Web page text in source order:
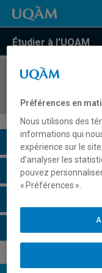
Étudier à l'UQAM
COURS//
Description du
Horaire - Été 2026
Préférences en
Nous utilisons des
informations qui
expérience sur le
d’analyser les
pouvez
« Préférences ».